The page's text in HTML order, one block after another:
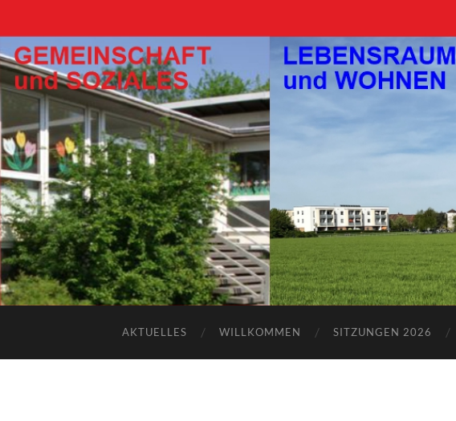
AKTUELLES WILLKOMMEN SITZUNGEN 2026